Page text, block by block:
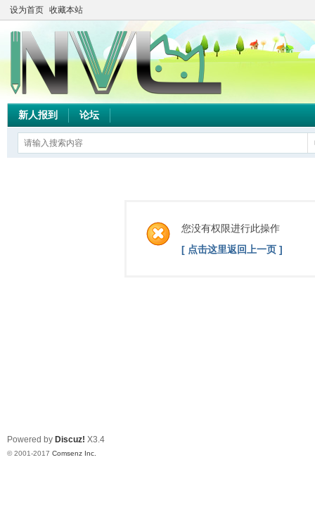
设为首页 收藏本站
新人报到 论坛
您没有权限进行此操作
[ 点击这里返回上一页 ]
Powered by Discuz! X3.4
© 2001-2017 Comsenz Inc.